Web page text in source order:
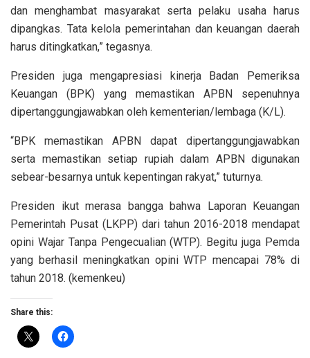
dan menghambat masyarakat serta pelaku usaha harus
dipangkas. Tata kelola pemerintahan dan keuangan daerah
harus ditingkatkan,” tegasnya.
Presiden juga mengapresiasi kinerja Badan Pemeriksa
Keuangan (BPK) yang memastikan APBN sepenuhnya
dipertanggungjawabkan oleh kementerian/lembaga (K/L).
“BPK memastikan APBN dapat dipertanggungjawabkan
serta memastikan setiap rupiah dalam APBN digunakan
sebear-besarnya untuk kepentingan rakyat,” tuturnya.
Presiden ikut merasa bangga bahwa Laporan Keuangan
Pemerintah Pusat (LKPP) dari tahun 2016-2018 mendapat
opini Wajar Tanpa Pengecualian (WTP). Begitu juga Pemda
yang berhasil meningkatkan opini WTP mencapai 78% di
tahun 2018. (kemenkeu)
Share this: